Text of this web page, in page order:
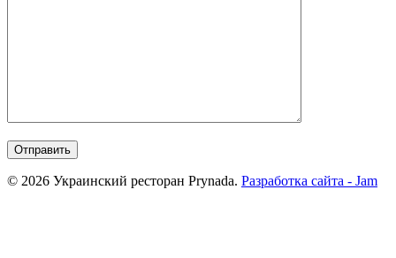
© 2026 Украинский ресторан Prynada. Разработка сайта - Jam